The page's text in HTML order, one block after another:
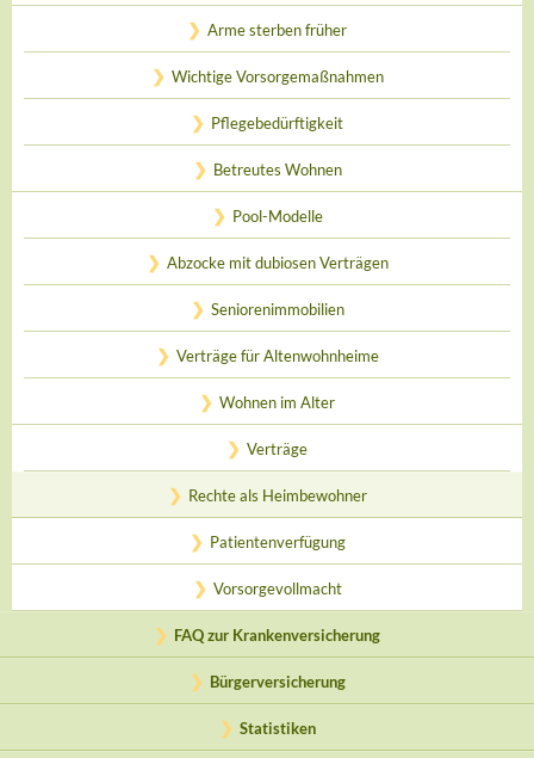
Arme sterben früher
Wichtige Vorsorgemaßnahmen
Pflegebedürftigkeit
Betreutes Wohnen
Pool-Modelle
Abzocke mit dubiosen Verträgen
Seniorenimmobilien
Verträge für Altenwohnheime
Wohnen im Alter
Verträge
Rechte als Heimbewohner
Patientenverfügung
Vorsorgevollmacht
FAQ zur Krankenversicherung
Bürgerversicherung
Statistiken